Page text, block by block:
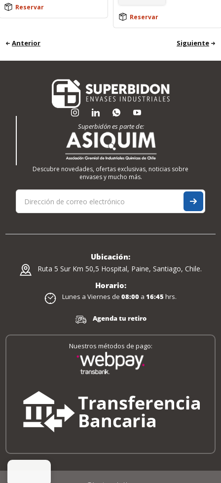
Reservar
Reservar
Anterior Siguiente
Superbidón es parte de:
Descubre novedades, ofertas exclusivas, noticias sobre
envases y mucho más.
Ubicación:
Ruta 5 Sur Km 50,5 Hospital, Paine, Santiago, Chile.
Horario:
Lunes a Viernes de 08:00 a 16:45 hrs.
Agenda tu retiro
Nuestros métodos de pago: